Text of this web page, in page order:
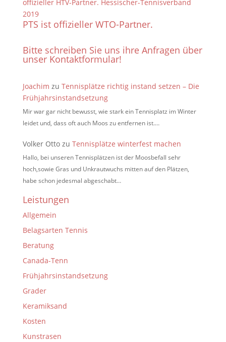
PTS ist offizieller WTO-Partner.
Bitte schreiben Sie uns ihre Anfragen über
unser Kontaktformular!
Joachim zu Tennisplätze richtig instand setzen – Die
Frühjahrsinstandsetzung
Mir war gar nicht bewusst, wie stark ein Tennisplatz im Winter
leidet und, dass oft auch Moos zu entfernen ist.…
Volker Ottozu Tennisplätze winterfest machen
Hallo, bei unseren Tennisplätzen ist der Moosbefall sehr
hoch,sowie Gras und Unkrautwuchs mitten auf den Plätzen,
habe schon jedesmal abgeschabt…
Leistungen
Allgemein
Belagsarten Tennis
Beratung
Canada-Tenn
Frühjahrsinstandsetzung
Grader
Keramiksand
Kosten
Kunstrasen